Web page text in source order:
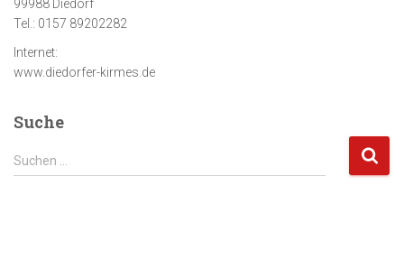
99988 Diedorf
Tel.: 0157 89202282
Internet:
www.diedorfer-kirmes.de
Suche
S
u
Suchen …